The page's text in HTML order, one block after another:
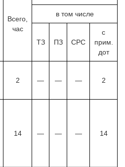
Всего,
час
в том числе
ТЗ ПЗ СРС
с
прим.
дот
2 — — — 2
14 — — — 14